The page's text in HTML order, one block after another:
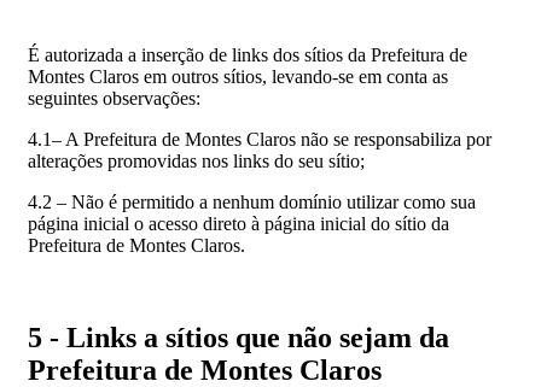
É autorizada a inserção de links dos sítios da Prefeitura de
Montes Claros em outros sítios, levando-se em conta as
seguintes observações:
4.1– A Prefeitura de Montes Claros não se responsabiliza por
alterações promovidas nos links do seu sítio;
4.2 – Não é permitido a nenhum domínio utilizar como sua
página inicial o acesso direto à página inicial do sítio da
Prefeitura de Montes Claros.
5 - Links a sítios que não sejam da
Prefeitura de Montes Claros